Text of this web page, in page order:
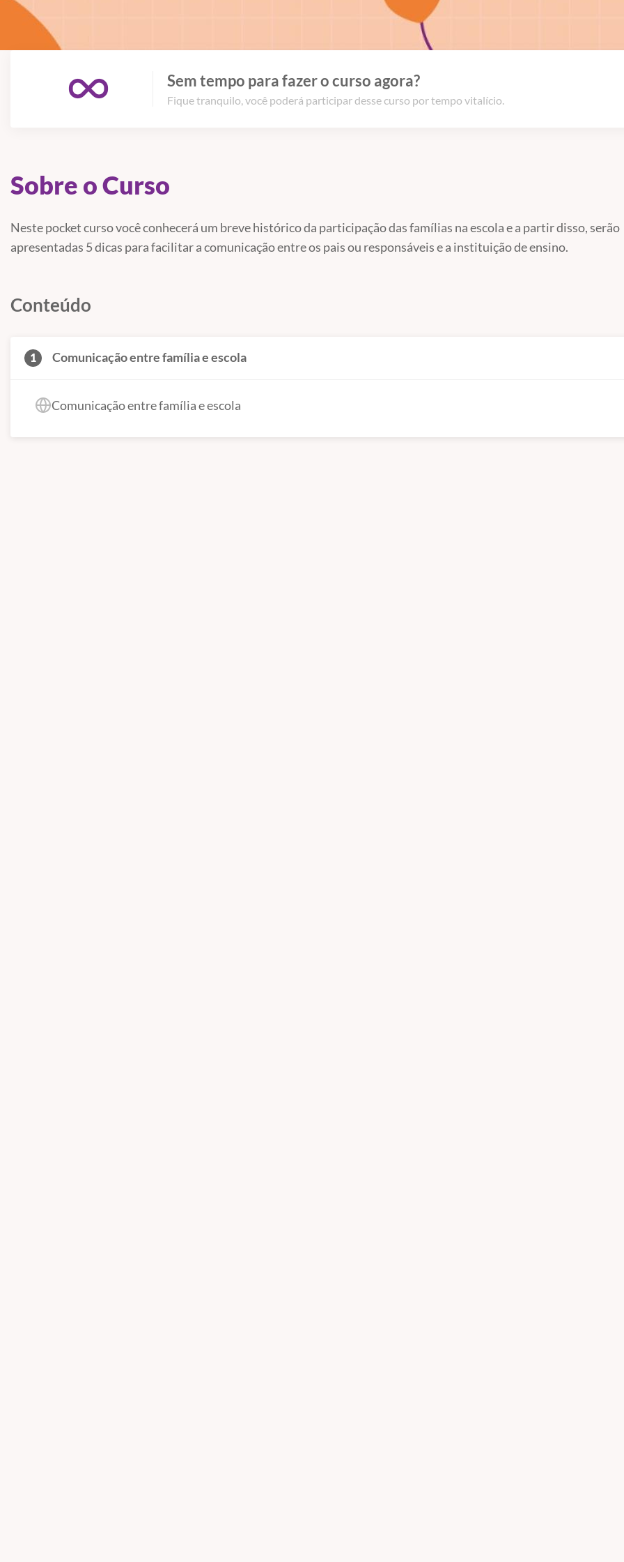
Sem tempo para fazer o curso agora?
Fique tranquilo, você poderá participar desse curso por tempo vitalício.
Sobre o Curso
Neste pocket curso você conhecerá um breve histórico da participação das famílias na escola e a partir disso, serão
apresentadas 5 dicas para facilitar a comunicação entre os pais ou responsáveis e a instituição de ensino.
Conteúdo
1 Comunicação entre família e escola
Comunicação entre família e escola